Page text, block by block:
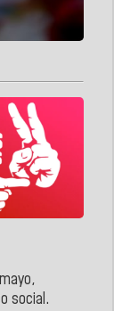
social.